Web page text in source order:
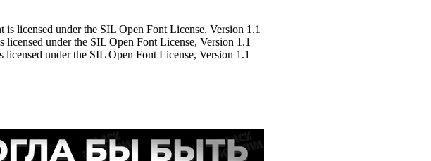
is licensed under the SIL Open Font License, Version 1.1
licensed under the SIL Open Font License, Version 1.1
under the SIL Open Font License, Version 1.1